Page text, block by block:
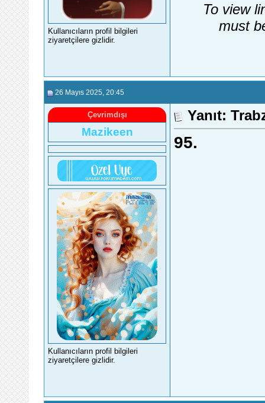
Kullanıcıların profil bilgileri
ziyaretçilere gizlidir.
To view
must
26 Mayıs 2025 , 20:45
Çevrimdışı
Mazikeen
Kullanıcıların profil bilgileri
ziyaretçilere gizlidir.
Yanıt:
95.